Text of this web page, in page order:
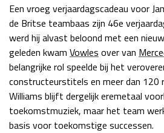
Race
Kwalificatie
Race
GP QATAR 2026
GP ABU DHABI 2026
Kwalificatie
Race
Een vroeg verjaardagscadeau voor
de Britse teambaas zijn 46e
werd hij alvast beloond met een
geleden kwam Vowles over van
belangrijke rol speelde bij het
constructeurstitels en meer dan 120
Williams blijft dergelijk eremetaal
toekomstmuziek, maar het team
basis voor toekomstige successen.